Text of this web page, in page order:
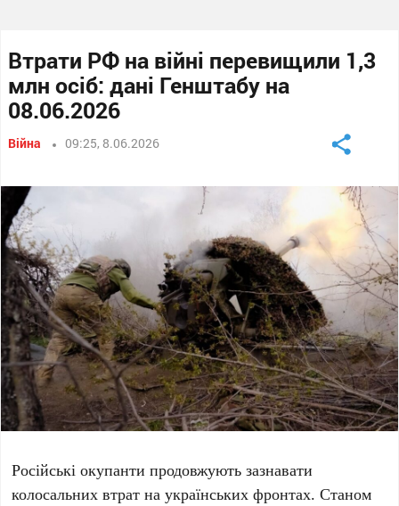
Втрати РФ на війні перевищили 1,3
млн осіб: дані Генштабу на
08.06.2026
Війна 09:25, 8.06.2026
Російські окупанти продовжують зазнавати
колосальних втрат на українських фронтах. Станом